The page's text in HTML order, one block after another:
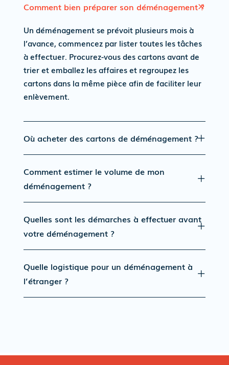
Comment bien préparer son déménagement ?
Un déménagement se prévoit plusieurs mois à
l’avance, commencez par lister toutes les tâches
à effectuer. Procurez-vous des cartons avant de
trier et emballez les affaires et regroupez les
cartons dans la même pièce afin de faciliter leur
enlèvement.
Où acheter des cartons de déménagement ?
Comment estimer le volume de mon
déménagement ?
Quelles sont les démarches à effectuer avant
votre déménagement ?
Quelle logistique pour un déménagement à
l’étranger ?